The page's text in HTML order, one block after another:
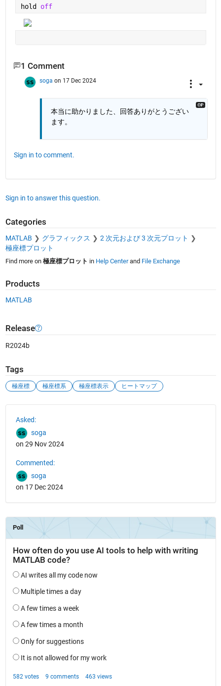
hold off
1 Comment
soga on 17 Dec 2024
本当に助かりました、回答ありがとうござい
ます。
Sign in to comment.
Sign in to answer this question.
Categories
MATLAB グラフィックス
2 次元および 3 次元プロット
極座標プロット
Find more on 極座標プロット in Help Centerand File Exchange
Products
MATLAB
Release
R2024b
Tags
極座標 極座標系 極座標表示 ヒートマップ
Asked:
soga
on 29 Nov 2024
Commented:
soga
on 17 Dec 2024